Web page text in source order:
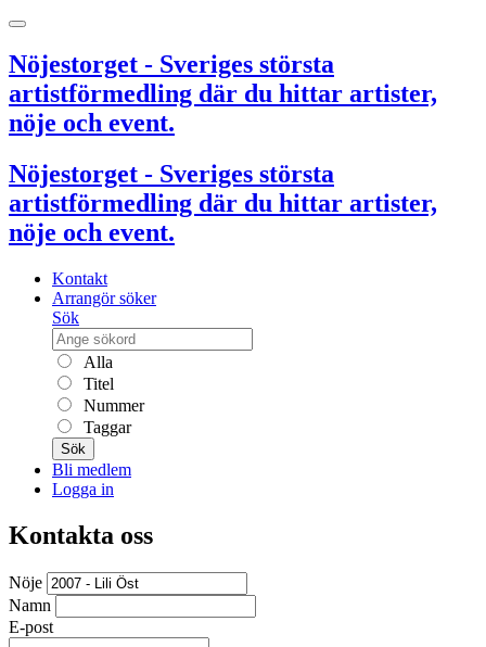
Nöjestorget - Sveriges största
artistförmedling där du hittar artister,
nöje och event.
Nöjestorget - Sveriges största
artistförmedling där du hittar artister,
nöje och event.
Kontakt
Arrangör söker
Sök
Alla
Titel
Nummer
Taggar
Sök
Bli medlem
Logga in
Kontakta oss
Nöje
Namn
E-post